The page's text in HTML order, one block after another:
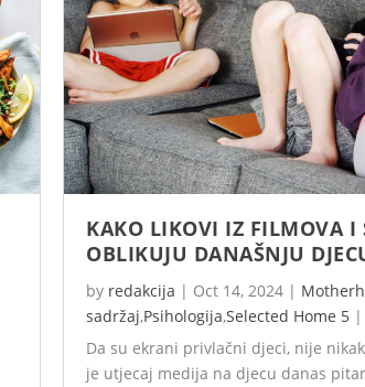
KAKO LIKOVI IZ FILMOVA I
OBLIKUJU DANAŠNJU
by redakcija | Oct 14, 2024 |
sadržaj,Psihologija,Selected Home 5 |
Da su ekrani privlačni djeci, nije
je utjecaj medija na djecu danas